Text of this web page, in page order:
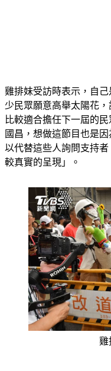
雞排妹受訪時表示，自
少民眾願意高舉太陽花
比較適合擔任下一屆的
國昌，想做這節目也是
以代替這些人詢問支持者